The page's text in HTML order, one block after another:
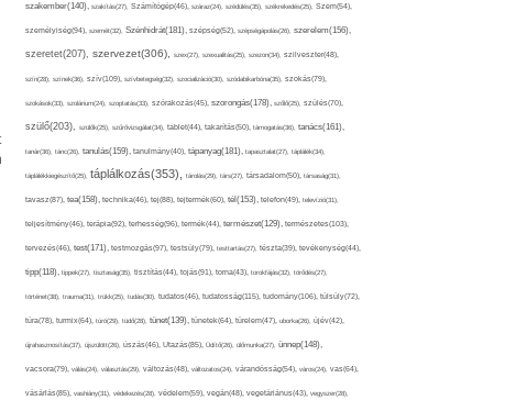
szakember(140), szakítás(27), Számítógép(46), száraz(24), szédülés(35), székrekedés(25), Szem(54),
személyiség(94), szemét(32), Szénhidrát(181), szépség(52), szépségápolás(26), szerelem(156),
szeretet(207), szervezet(306), szex(27), szexualitás(25), szezon(34), szilveszter(48),
szín(28), színek(36), szív(109), szívbetegség(32), szocializáció(30), szódabikarbóna(35), szokás(79),
szokások(33), szolárium(24), szoptatás(33), szórakozás(45), szorongás(178), szőlő(25), szülés(70),
szülő(203), szülők(25), szűrővizsgálat(34), tablet(44), takarítás(50), támogatás(36), tanács(161),
tanár(36), tánc(26), tanulás(159), tanulmány(40), tápanyag(181), tapasztalat(27), táplálék(34),
táplálékkiegészítő(25), táplálkozás(353), tárolás(29), társ(27), társadalom(50), társaság(31),
tavasz(87), tea(158), technika(46), tej(88), tejtermék(60), tél(153), telefon(49), televízió(31),
teljesítmény(46), terápia(92), terhesség(96), termék(44), természet(129), természetes(103),
tervezés(46), test(171), testmozgás(97), testsúly(79), testtartás(27), tészta(39), tevékenység(44),
tipp(118), tippek(27), tisztaság(35), tisztítás(44), tojás(91), torna(43), torokfájás(32), törődés(27),
történet(38), trauma(31), trükk(25), tudás(30), tudatos(46), tudatosság(115), tudomány(106), túlsúly(72),
túra(78), turmix(64), túró(29), tüdő(28), tünet(139), tünetek(64), türelem(47), uborka(26), újév(42),
újrahasznosítás(37), újszülött(26), úszás(46), Utazás(85), Üdítő(26), ülőmunka(27), ünnep(148),
vacsora(79), válás(24), választás(29), változás(48), változatos(24), várandósság(54), város(24), vas(64),
vásárlás(85), vashiány(31), védekezés(28), védelem(59), vegán(48), vegetáriánus(43), vegyszer(28),